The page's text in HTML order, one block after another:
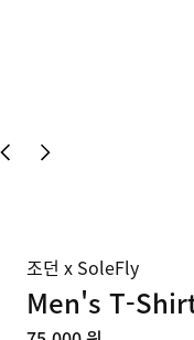
조던 x SoleFly
Men's T-